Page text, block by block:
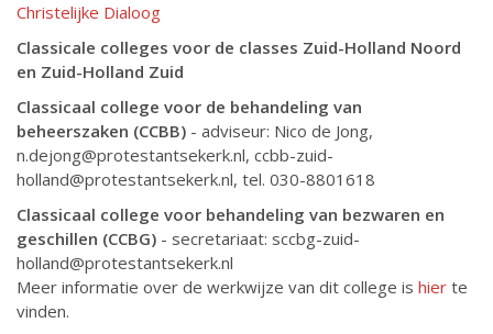
Christelijke Dialoog
Classicale colleges voor de classes Zuid-Holland Noord
en Zuid-Holland Zuid
Classicaal college voor de behandeling van
beheerszaken (CCBB) - adviseur: Nico de Jong,
n.dejong@protestantsekerk.nl, ccbb-zuid-
holland@protestantsekerk.nl, tel. 030-8801618
Classicaal college voor behandeling van bezwaren en
geschillen (CCBG) - secretariaat: sccbg-zuid-
holland@protestantsekerk.nl
Meer informatie over de werkwijze van dit college is hier te
vinden.